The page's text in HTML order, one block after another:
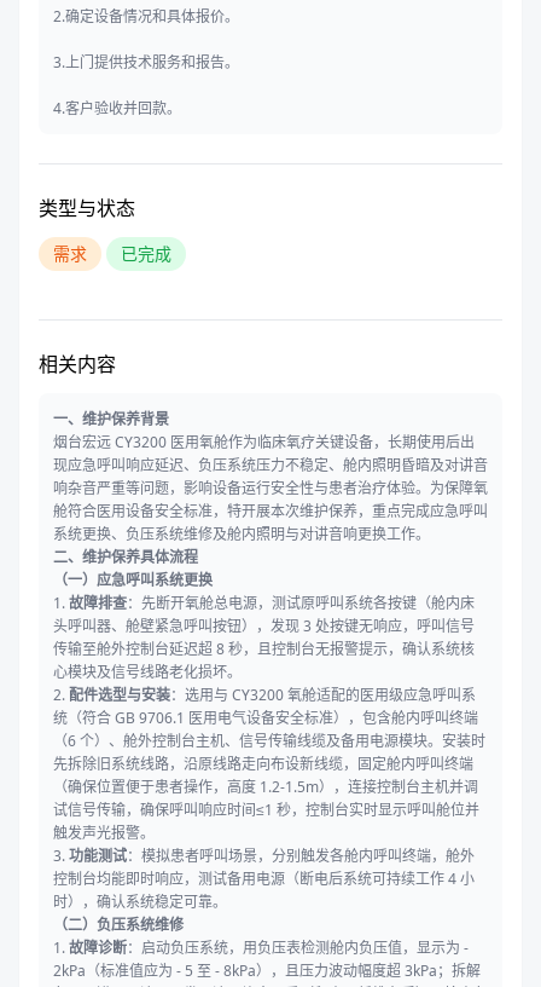
2.确定设备情况和具体报价。
3.上门提供技术服务和报告。
4.客户验收并回款。
类型与状态
需求 已完成
相关内容
一、维护保养背景
烟台宏远 CY3200 医用氧舱作为临床氧疗关键设备，长期使用后出
现应急呼叫响应延迟、负压系统压力不稳定、舱内照明昏暗及对讲音
响杂音严重等问题，影响设备运行安全性与患者治疗体验。为保障氧
舱符合医用设备安全标准，特开展本次维护保养，重点完成应急呼叫
系统更换、负压系统维修及舱内照明与对讲音响更换工作。
二、维护保养具体流程
（一）应急呼叫系统更换
1.故障排查：先断开氧舱总电源，测试原呼叫系统各按键（舱内床
头呼叫器、舱壁紧急呼叫按钮），发现 3 处按键无响应，呼叫信号
传输至舱外控制台延迟超 8 秒，且控制台无报警提示，确认系统核
心模块及信号线路老化损坏。
2.配件选型与安装：选用与 CY3200 氧舱适配的医用级应急呼叫系
统（符合 GB 9706.1 医用电气设备安全标准），包含舱内呼叫终端
（6 个）、舱外控制台主机、信号传输线缆及备用电源模块。安装时
先拆除旧系统线路，沿原线路走向布设新线缆，固定舱内呼叫终端
（确保位置便于患者操作，高度 1.2-1.5m），连接控制台主机并调
试信号传输，确保呼叫响应时间≤1 秒，控制台实时显示呼叫舱位并
触发声光报警。
3.功能测试：模拟患者呼叫场景，分别触发各舱内呼叫终端，舱外
控制台均能即时响应，测试备用电源（断电后系统可持续工作 4 小
时），确认系统稳定可靠。
（二）负压系统维修
1.故障诊断：启动负压系统，用负压表检测舱内负压值，显示为 -
2kPa（标准值应为 - 5 至 - 8kPa），且压力波动幅度超 3kPa；拆解